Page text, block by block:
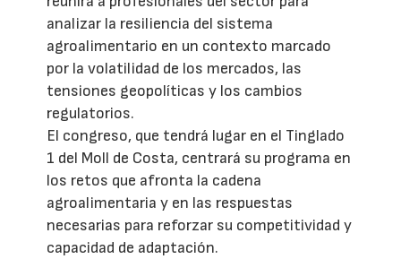
analizar la resiliencia del sistema
agroalimentario en un contexto marcado
por la volatilidad de los mercados, las
tensiones geopolíticas y los cambios
regulatorios.
El congreso, que tendrá lugar en el Tinglado
1 del Moll de Costa, centrará su programa en
los retos que afronta la cadena
agroalimentaria y en las respuestas
necesarias para reforzar su competitividad y
capacidad de adaptación.